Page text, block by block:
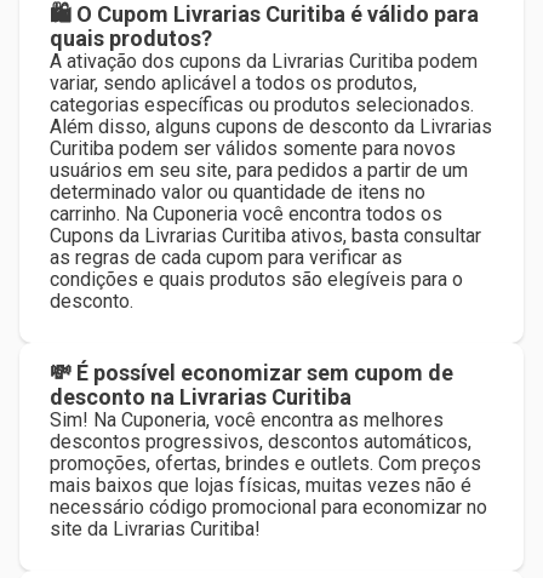
🛍 O Cupom Livrarias Curitiba é válido para
quais produtos?
A ativação dos cupons da Livrarias Curitiba podem
variar, sendo aplicável a todos os produtos,
categorias específicas ou produtos selecionados.
Além disso, alguns cupons de desconto da Livrarias
Curitiba podem ser válidos somente para novos
usuários em seu site, para pedidos a partir de um
determinado valor ou quantidade de itens no
carrinho. Na Cuponeria você encontra todos os
Cupons da Livrarias Curitiba ativos, basta consultar
as regras de cada cupom para verificar as
condições e quais produtos são elegíveis para o
desconto.
💸 É possível economizar sem cupom de
desconto na Livrarias Curitiba
Sim! Na Cuponeria, você encontra as melhores
descontos progressivos, descontos automáticos,
promoções, ofertas, brindes e outlets. Com preços
mais baixos que lojas físicas, muitas vezes não é
necessário código promocional para economizar no
site da Livrarias Curitiba!